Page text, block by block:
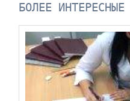
БОЛЕЕ ИНТЕРЕСНЫЕ